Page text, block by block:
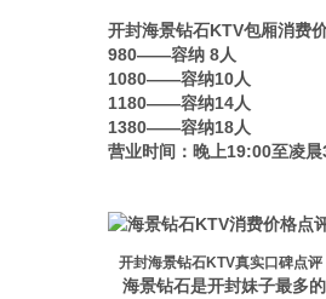
开封海景钻石KTV包厢消费
980——容纳 8人
1080——容纳10人
1180——容纳14人
1380——容纳18人
营业时间：晚上19:00至凌
开封海景钻石KTV真实口碑点评
海景钻石是开封妹子最多